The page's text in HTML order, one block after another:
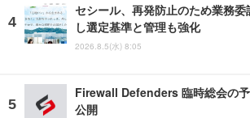
セシール、再発防止のため業務
し選定基準と管理も強化
2026.8.5(水) 8:05
Firewall Defenders 臨時総会の
公開